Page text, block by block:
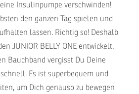
Insulinpumpe verschwinden!
den ganzen Tag spielen und
lassen. Richtig so! Deshalb
JUNIOR BELLY ONE entwickelt.
Bauchband vergisst Du Deine
Es ist superbequem und
um Dich genauso zu bewegen